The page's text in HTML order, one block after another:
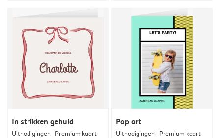
In strikken gehuld
Uitnodigingen | Premium kaart
Pop art
Uitnodigingen | Premium kaart